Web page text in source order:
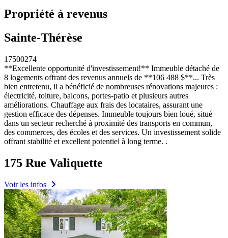
Propriété à revenus
Sainte-Thérèse
17500274
**Excellente opportunité d'investissement!** Immeuble détaché de
8 logements offrant des revenus annuels de **106 488 $**... Très
bien entretenu, il a bénéficié de nombreuses rénovations majeures :
électricité, toiture, balcons, portes-patio et plusieurs autres
améliorations. Chauffage aux frais des locataires, assurant une
gestion efficace des dépenses. Immeuble toujours bien loué, situé
dans un secteur recherché à proximité des transports en commun,
des commerces, des écoles et des services. Un investissement solide
offrant stabilité et excellent potentiel à long terme. .
175 Rue Valiquette
Voir les infos